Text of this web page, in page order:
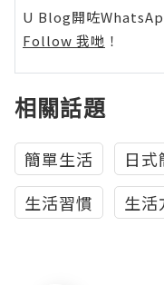
U Blog開咗
Follow 我哋 ！
相關話題
簡單生活 日
生活習慣
生活